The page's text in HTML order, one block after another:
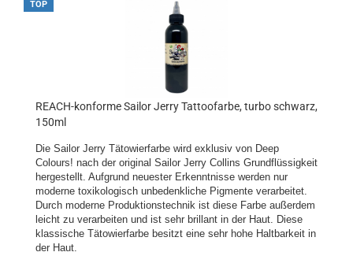
TOP
REACH-konforme Sailor Jerry Tattoofarbe, turbo schwarz,
150ml
Die Sailor Jerry Tätowierfarbe wird exklusiv von Deep
Colours! nach der original Sailor Jerry Collins Grundflüssigkeit
hergestellt. Aufgrund neuester Erkenntnisse werden nur
moderne toxikologisch unbedenkliche Pigmente verarbeitet.
Durch moderne Produktionstechnik ist diese Farbe außerdem
leicht zu verarbeiten und ist sehr brillant in der Haut. Diese
klassische Tätowierfarbe besitzt eine sehr hohe Haltbarkeit in
der Haut.